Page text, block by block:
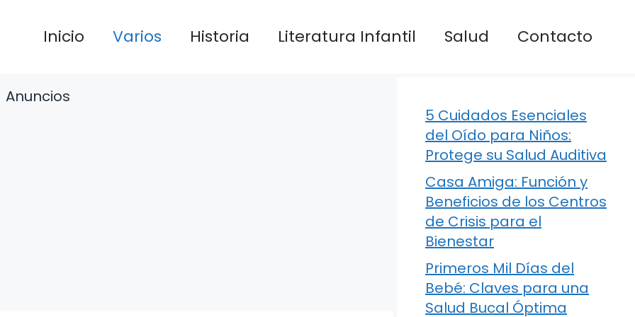
Inicio Varios Historia Literatura Infantil Salud Contacto
Anuncios
5 Cuidados Esenciales
del Oído para Niños:
Protege su Salud Auditiva
Casa Amiga: Función y
Beneficios de los Centros
de Crisis para el
Bienestar
Primeros Mil Días del
Bebé: Claves para una
Salud Bucal Óptima